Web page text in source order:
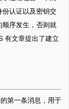
份认证以及密钥交
顺序发生，否则就
有文章提出了建立
第一条消息，用于